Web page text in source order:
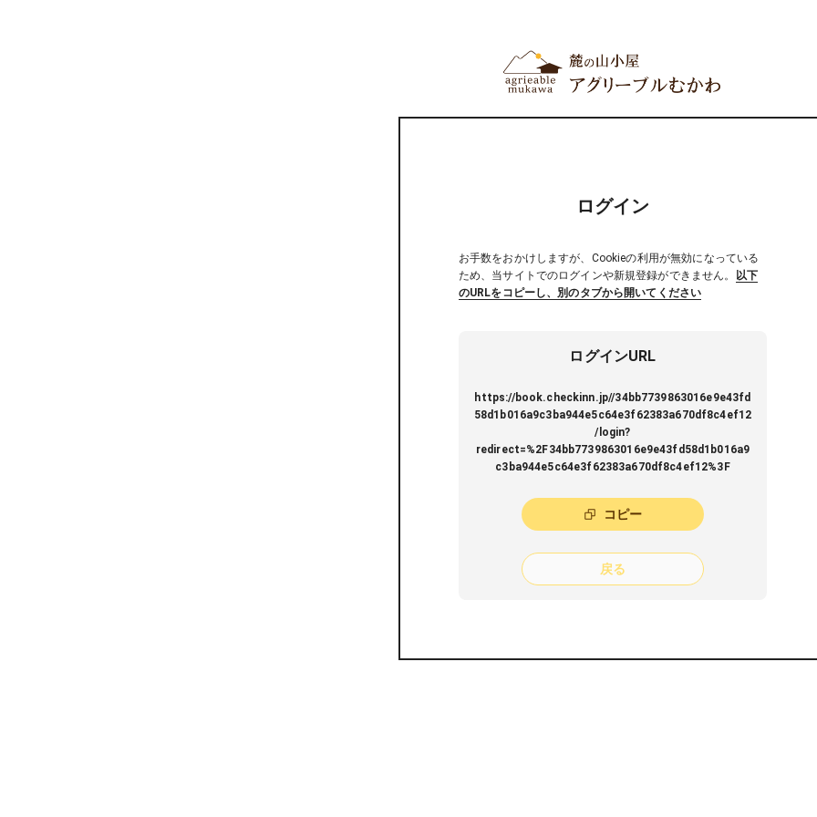
ログイン
お手数をおかけしますが、Cookieの利用が無効になっている
ため、当サイトでのログインや新規登録ができません。
以下
のURLをコピーし、別のタブから開いてください
ログインURL
https://book.checkinn.jp//34bb7739863016e9e43fd
58d1b016a9c3ba944e5c64e3f62383a670df8c4ef12
/login?
redirect=%2F34bb7739863016e9e43fd58d1b016a9
c3ba944e5c64e3f62383a670df8c4ef12%3F
コピー
戻る